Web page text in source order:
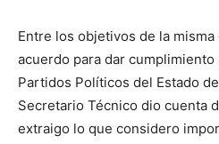
Entre los objetivos de la
acuerdo para dar
Partidos Políticos del Estado
Secretario Técnico dio cuenta
extraigo lo que considero